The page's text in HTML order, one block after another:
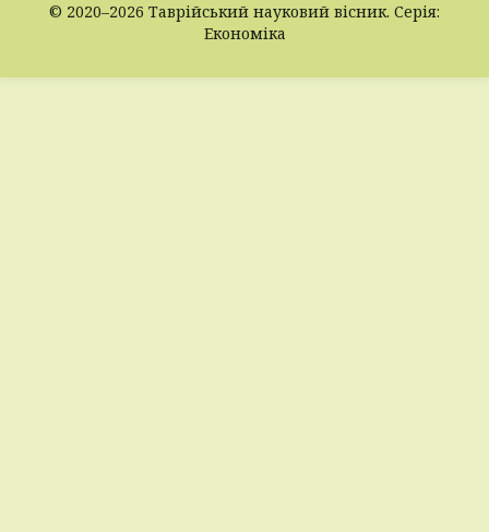
© 2020–2026 Таврійський науковий вісник. Серія:
Економіка